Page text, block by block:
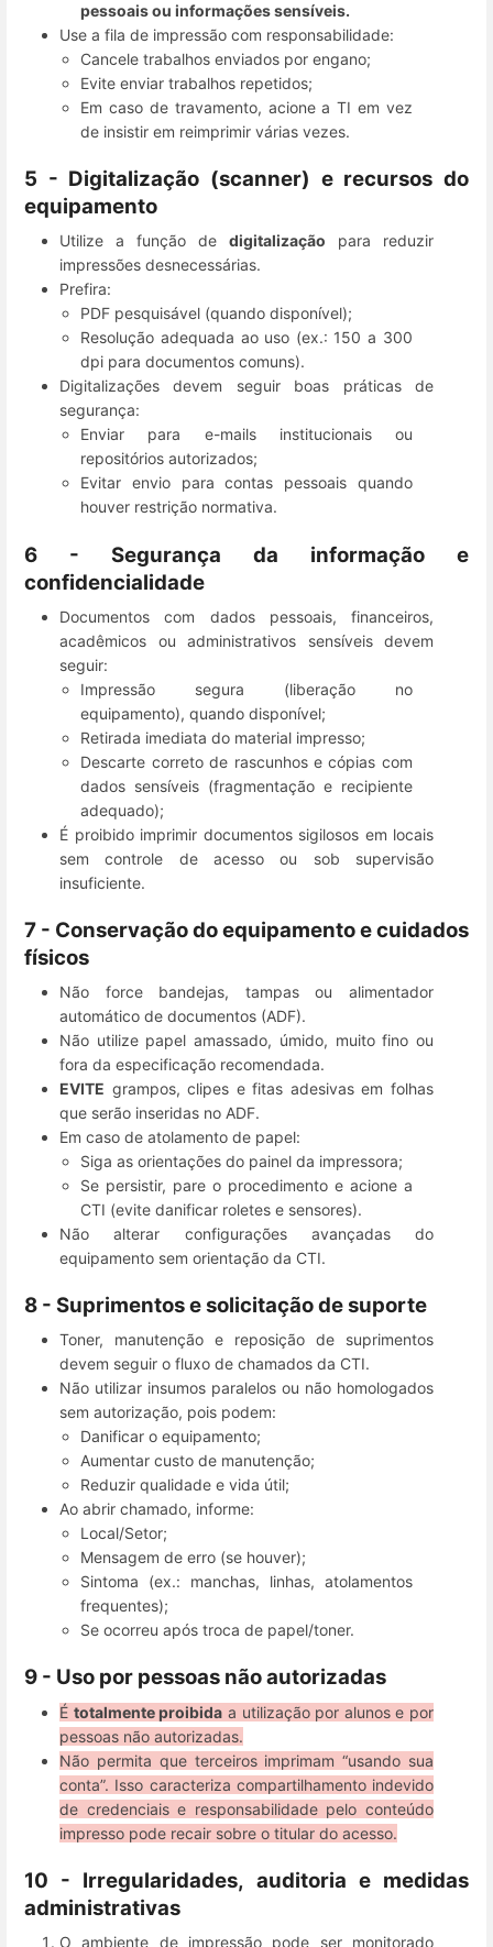
pessoais ou informações sensíveis.
Use a fila de impressão com responsabilidade:
Cancele trabalhos enviados por engano;
Evite enviar trabalhos repetidos;
Em caso de travamento, acione a TI em vez
de insistir em reimprimir várias vezes.
5 - Digitalização (scanner) e recursos do
equipamento
Utilize a função de digitalização para reduzir
impressões desnecessárias.
Prefira:
PDF pesquisável (quando disponível);
Resolução adequada ao uso (ex.: 150 a 300
dpi para documentos comuns).
Digitalizações devem seguir boas práticas de
segurança:
Enviar para e-mails institucionais ou
repositórios autorizados;
Evitar envio para contas pessoais quando
houver restrição normativa.
6 - Segurança da informação e
confidencialidade
Documentos com dados pessoais, financeiros,
acadêmicos ou administrativos sensíveis devem
seguir:
Impressão segura (liberação no
equipamento), quando disponível;
Retirada imediata do material impresso;
Descarte correto de rascunhos e cópias com
dados sensíveis (fragmentação e recipiente
adequado);
É proibido imprimir documentos sigilosos em locais
sem controle de acesso ou sob supervisão
insuficiente.
7 - Conservação do equipamento e cuidados
físicos
Não force bandejas, tampas ou alimentador
automático de documentos (ADF).
Não utilize papel amassado, úmido, muito fino ou
fora da especificação recomendada.
EVITE grampos, clipes e fitas adesivas em folhas
que serão inseridas no ADF.
Em caso de atolamento de papel:
Siga as orientações do painel da impressora;
Se persistir, pare o procedimento e acione a
CTI (evite danificar roletes e sensores).
Não alterar configurações avançadas do
equipamento sem orientação da CTI.
8 - Suprimentos e solicitação de suporte
Toner, manutenção e reposição de suprimentos
devem seguir o fluxo de chamados da CTI.
Não utilizar insumos paralelos ou não homologados
sem autorização, pois podem:
Danificar o equipamento;
Aumentar custo de manutenção;
Reduzir qualidade e vida útil;
Ao abrir chamado, informe:
Local/Setor;
Mensagem de erro (se houver);
Sintoma (ex.: manchas, linhas, atolamentos
frequentes);
Se ocorreu após troca de papel/toner.
9 - Uso por pessoas não autorizadas
É totalmente proibida a utilização por alunos e por
pessoas não autorizadas.
Não permita que terceiros imprimam “usando sua
conta”. Isso caracteriza compartilhamento indevido
de credenciais e responsabilidade pelo conteúdo
impresso pode recair sobre o titular do acesso.
10 - Irregularidades, auditoria e medidas
administrativas
O ambiente de impressão pode ser monitorado